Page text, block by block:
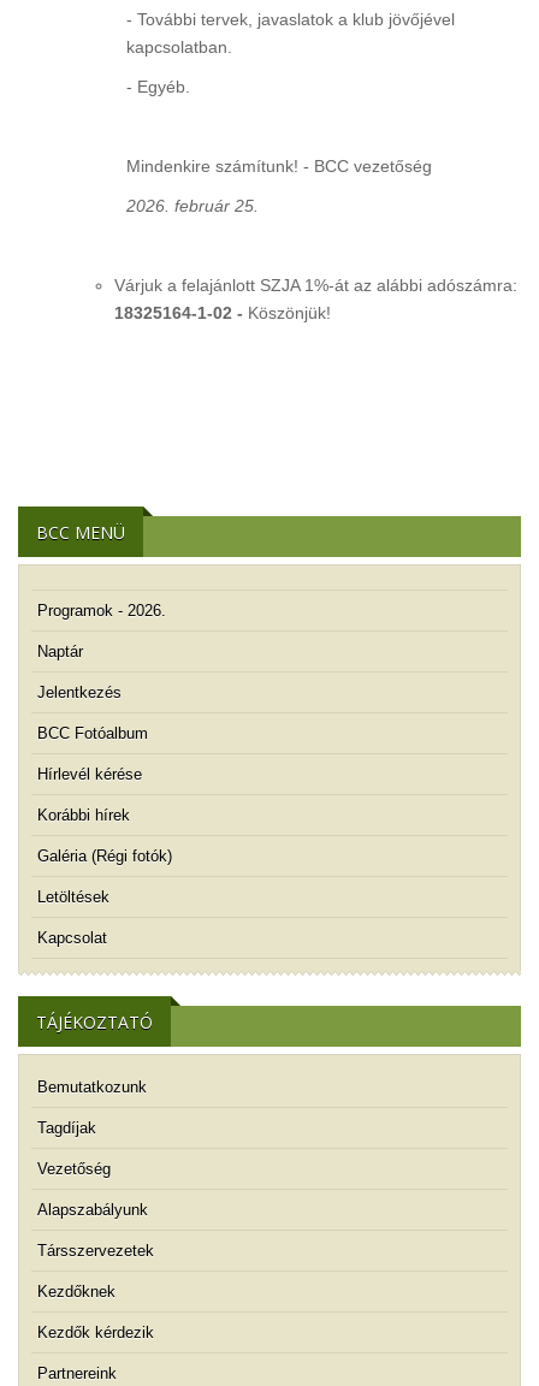
- További tervek, javaslatok a klub jövőjével
kapcsolatban.
- Egyéb.
Mindenkire számítunk! - BCC vezetőség
2026. február 25.
Várjuk a felajánlott SZJA 1%-át az alábbi adószámra:
18325164-1-02 - Köszönjük!
BCC MENÜ
Programok - 2026.
Naptár
Jelentkezés
BCC Fotóalbum
Hírlevél kérése
Korábbi hírek
Galéria (Régi fotók)
Letöltések
Kapcsolat
TÁJÉKOZTATÓ
Bemutatkozunk
Tagdíjak
Vezetőség
Alapszabályunk
Társszervezetek
Kezdőknek
Kezdők kérdezik
Partnereink